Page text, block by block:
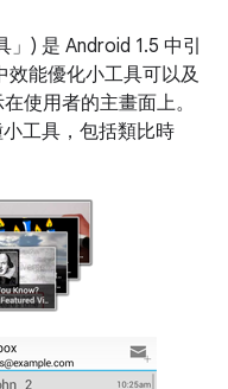
) 是 Android 1.5 中引
效能優化小工具可以及
使用者的主畫面上。
工具，包括類比時